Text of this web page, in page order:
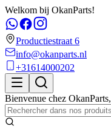
Welkom bij OkanParts!
Productiestraat 6
info@okanparts.nl
+31614000202
Bienvenue chez OkanParts,